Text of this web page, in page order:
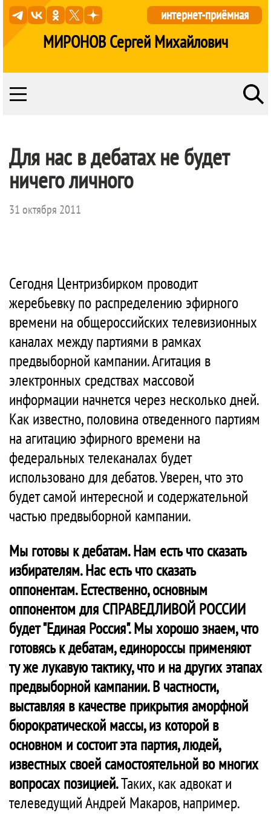
МИРОНОВ Сергей Михайлович
интернет-приёмная
Для нас в дебатах не будет
ничего личного
31 октября 2011
Сегодня Центризбирком проводит
жеребьевку по распределению эфирного
времени на общероссийских телевизионных
каналах между партиями в рамках
предвыборной кампании. Агитация в
электронных средствах массовой
информации начнется через несколько дней.
Как известно, половина отведенного партиям
на агитацию эфирного времени на
федеральных телеканалах будет
использовано для дебатов. Уверен, что это
будет самой интересной и содержательной
частью предвыборной кампании.
Мы готовы к дебатам. Нам есть что сказать
избирателям. Нас есть что сказать
оппонентам. Естественно, основным
оппонентом для СПРАВЕДЛИВОЙ РОССИИ
будет "Единая Россия". Мы хорошо знаем, что
готовясь к дебатам, единороссы применяют
ту же лукавую тактику, что и на других этапах
предвыборной кампании. В частности,
выставляя в качестве прикрытия аморфной
бюрократической массы, из которой в
основном и состоит эта партия, людей,
известных своей самостоятельной во многих
вопросах позицией.Таких, как адвокат и
телеведущий Андрей Макаров, например.